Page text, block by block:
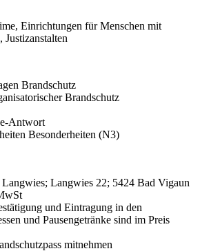
Einrichtungen für Menschen mit
Justizanstalten
Brandschutz
Brandschutz
Antwort
Besonderheiten (N3)
Langwies; Langwies 22; 5424 Bad Vigaun
und Eintragung in den
und Pausengetränke sind im Preis
mitnehmen